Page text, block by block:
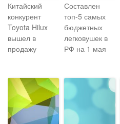
Китайский
конкурент
Toyota Hilux
вышел в
продажу
Составлен
топ-5 самых
бюджетных
легковушек в
РФ на 1 мая